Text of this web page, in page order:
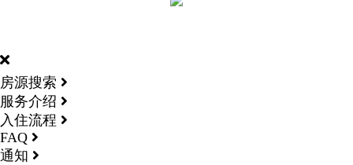
房源搜索
服务介绍
入住流程
FAQ
通知